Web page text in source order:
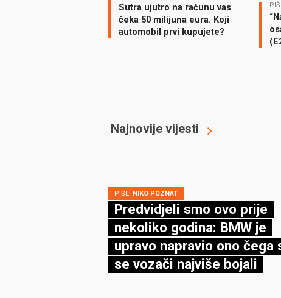
Sutra ujutro na računu vas
čeka 50 milijuna eura. Koji
automobil prvi kupujete?
Najnovije vijesti
PIŠE: NIKO POZNAT
Predvidjeli smo ovo prije
nekoliko godina: BMW je
upravo napravio ono čega
se vozači najviše bojali